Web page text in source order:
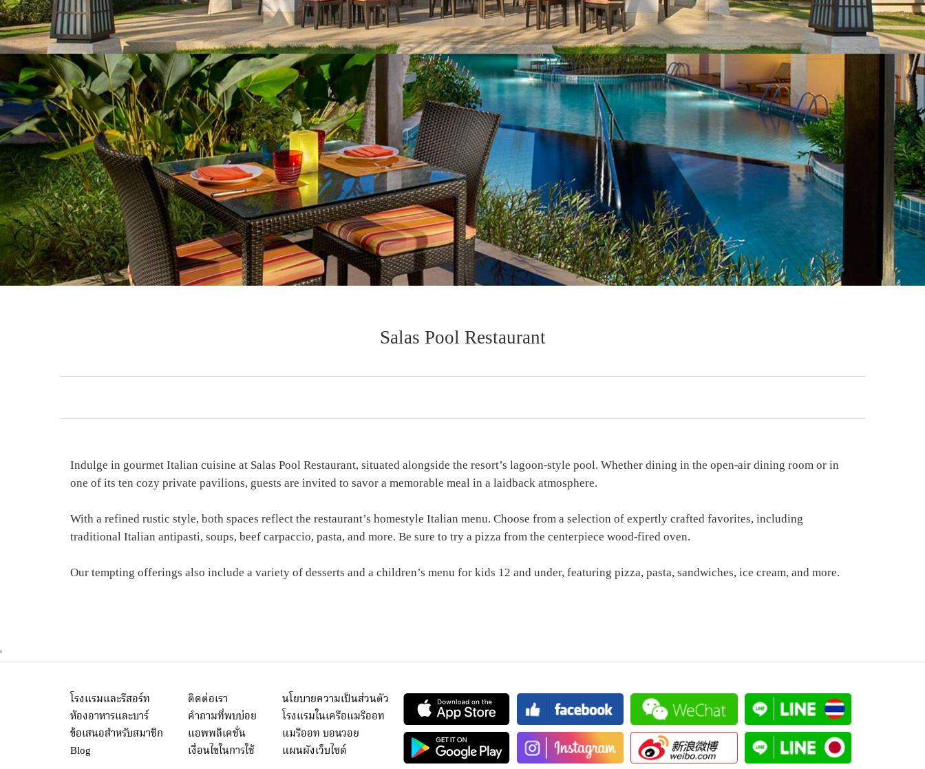
Salas Pool Restaurant
Indulge in gourmet Italian cuisine at Salas Pool Restaurant, situated alongside the resort’s lagoon-style pool. Whether dining in the open-air dining room or in
one of its ten cozy private pavilions, guests are invited to savor a memorable meal in a laidback atmosphere.
With a refined rustic style, both spaces reflect the restaurant’s homestyle Italian menu. Choose from a selection of expertly crafted favorites, including
traditional Italian antipasti, soups, beef carpaccio, pasta, and more. Be sure to try a pizza from the centerpiece wood-fired oven.
Our tempting offerings also include a variety of desserts and a children’s menu for kids 12 and under, featuring pizza, pasta, sandwiches, ice cream, and more.
'
โรงแรมและรีสอร์ท
ห้องอาหารและบาร์
ข้อเสนอสำหรับสมาชิก
Blog
ติดต่อเรา
คำถามที่พบบ่อย
แอพพลิเคชั่น
เงื่อนไขในการใช้
นโยบายความเป็นส่วนตัว
โรงแรมในเครือแมริออท
แมริออท บอนวอย
แผนผังเว็บไซต์